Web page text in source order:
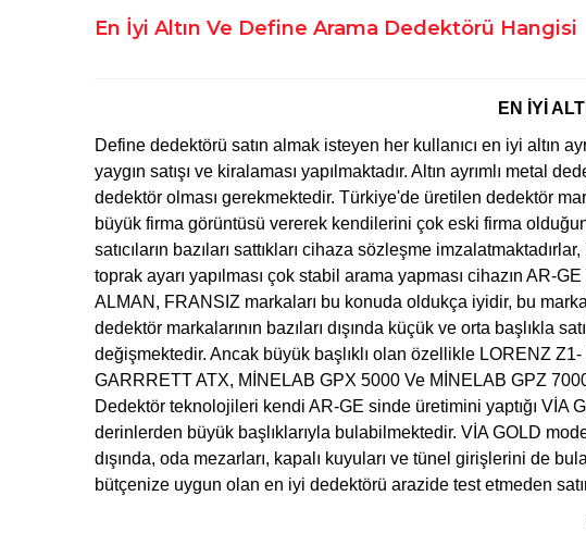
En İyi Altın Ve Define Arama Dedektörü Hangisi
EN İYİ
Define dedektörü satın almak isteyen her kullanıcı en iyi altın
yaygın satışı ve kiralaması yapılmaktadır. Altın ayrımlı
dedektör olması gerekmektedir. Türkiye'de üretilen dedektör
büyük firma görüntüsü vererek kendilerini çok eski firma
satıcıların bazıları sattıkları cihaza sözleşme
toprak ayarı yapılması çok stabil arama yapması cihazın AR-
ALMAN, FRANSIZ markaları bu konuda oldukça iyidir, bu
dedektör markalarının bazıları dışında küçük ve orta başlıkla
değişmektedir. Ancak büyük başlıklı olan özellikle LORENZ
GARRRETT ATX, MİNELAB GPX 5000 Ve MİNELAB GPZ
Dedektör teknolojileri kendi AR-GE sinde üretimini yaptığı
derinlerden büyük başlıklarıyla bulabilmektedir. VİA GOLD
dışında, oda mezarları, kapalı kuyuları ve tünel girişlerini de
bütçenize uygun olan en iyi dedektörü arazide test etmeden